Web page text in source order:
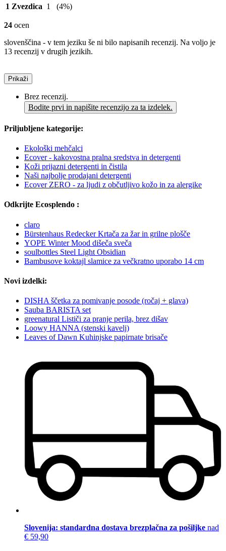
1 Zvezdica 1 (4%)
24 ocen
slovenščina - v tem jeziku še ni bilo napisanih recenzij. Na voljo je
13 recenzij v drugih jezikih.
Prikaži
Brez recenzij.
Bodite prvi in napišite recenzijo za ta izdelek.
Priljubljene kategorije:
Ekološki mehčalci
Ecover - kakovostna pralna sredstva in detergenti
Koži prijazni detergenti in čistila
Naši najbolje prodajani detergenti
Ecover ZERO - za ljudi z občutljivo kožo in za alergike
Odkrijte Ecosplendo :
claro
Bürstenhaus Redecker Krtača za žar in grilne plošče
YOPE Winter Mood dišeča sveča
soulbottles Steel Light Obsidian
Bambusove koktajl slamice za večkratno uporabo 14 cm
Novi izdelki:
DISHA ščetka za pomivanje posode (ročaj + glava)
Sauba BARISTA set
greenatural Lističi za pranje perila, brez dišav
Loowy HANNA (stenski kavelj)
Leaves of Dawn Kuhinjske papirnate brisače
Slovenija: standardna dostava brezplačna za pošiljke nad
€ 59,90